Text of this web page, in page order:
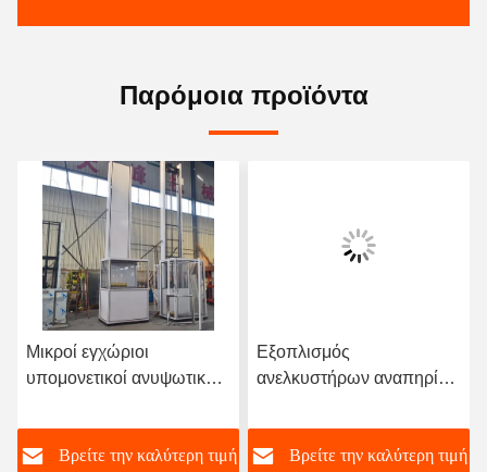
Παρόμοια προϊόντα
εγχώριοι
ανυψωτικοί
Βρείτε την καλύτερη τιμή
Εξοπλισμός
ανελκυστήρων αναπηρίας
άτομα
Βρείτε την καλύτερη τιμή